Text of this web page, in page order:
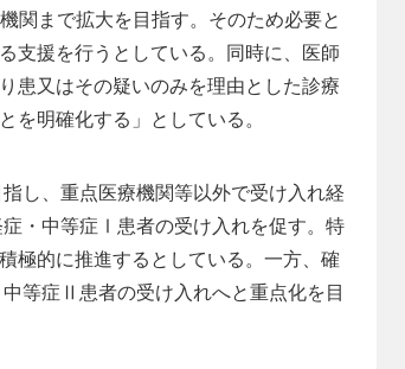
関まで拡大を目指す。そのため必要と
支援を行うとしている。同時に、医師
患又はその疑いのみを理由とした診療
を明確化する」としている。
し、重点医療機関等以外で受け入れ経
・中等症Ⅰ患者の受け入れを促す。特
極的に推進するとしている。一方、確
等症Ⅱ患者の受け入れへと重点化を目